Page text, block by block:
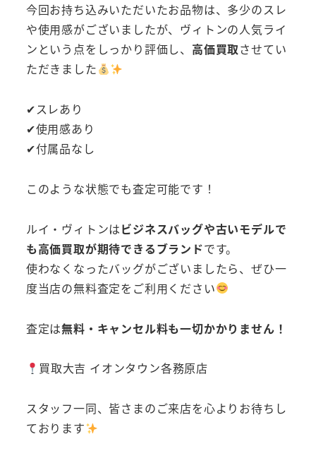
今回お持ち込みいただいたお品物は、多少のスレ
や使用感がございましたが、ヴィトンの人気ライ
ンという点をしっかり評価し、 高価買取させてい
ただきました
✔スレあり
✔使用感あり
✔付属品なし
このような状態でも査定可能です！
ルイ・ヴィトンはビジネスバッグや古いモデルで
も高価買取が期待できるブランドです。
使わなくなったバッグがございましたら、ぜひ一
度当店の無料査定をご利用ください
査定は無料・キャンセル料も一切かかりません！
買取大吉 イオンタウン各務原店
スタッフ一同、皆さまのご来店を心よりお待ちし
ております